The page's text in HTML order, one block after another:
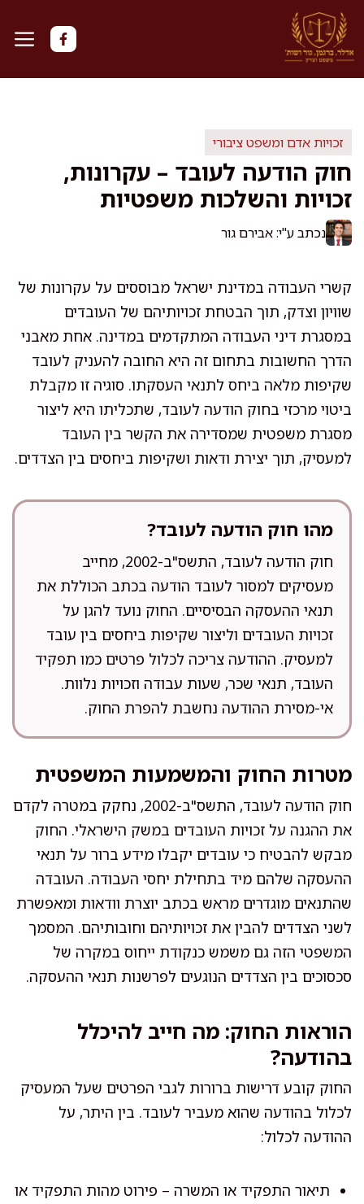
לדלג
לתוכן
זכויות אדם ומשפט ציבורי
חוק הודעה לעובד – עקרונות,
זכויות והשלכות משפטיות
נכתב ע"י: אבירם גור
קשרי העבודה במדינת ישראל מבוססים על עקרונות של
שוויון וצדק, תוך הבטחת זכויותיהם של העובדים
במסגרת דיני העבודה המתקדמים במדינה. אחת מאבני
הדרך החשובות בתחום זה היא החובה להעניק לעובד
שקיפות מלאה ביחס לתנאי העסקתו. סוגיה זו מקבלת
ביטוי מרכזי בחוק הודעה לעובד, שתכליתו היא ליצור
מסגרת משפטית שמסדירה את הקשר בין העובד
למעסיק, תוך יצירת ודאות ושקיפות ביחסים בין הצדדים.
מהו חוק הודעה לעובד?
חוק הודעה לעובד, התשס"ב-2002, מחייב
מעסיקים למסור לעובד הודעה בכתב הכוללת את
תנאי ההעסקה הבסיסיים. החוק נועד להגן על
זכויות העובדים וליצור שקיפות ביחסים בין עובד
למעסיק. ההודעה צריכה לכלול פרטים כמו תפקיד
העובד, תנאי שכר, שעות עבודה וזכויות נלוות.
אי-מסירת ההודעה נחשבת להפרת החוק.
מטרות החוק והמשמעות המשפטית
חוק הודעה לעובד, התשס"ב-2002, נחקק במטרה לקדם
את ההגנה על זכויות העובדים במשק הישראלי. החוק
מבקש להבטיח כי עובדים יקבלו מידע ברור על תנאי
ההעסקה שלהם מיד בתחילת יחסי העבודה. העובדה
שהתנאים מוגדרים מראש בכתב יוצרת וודאות ומאפשרת
לשני הצדדים להבין את זכויותיהם וחובותיהם. המסמך
המשפטי הזה גם משמש כנקודת ייחוס במקרה של
סכסוכים בין הצדדים הנוגעים לפרשנות תנאי ההעסקה.
הוראות החוק: מה חייב להיכלל
בהודעה?
החוק קובע דרישות ברורות לגבי הפרטים שעל המעסיק
לכלול בהודעה שהוא מעביר לעובד. בין היתר, על
ההודעה לכלול:
תיאור התפקיד או המשרה – פירוט מהות התפקיד או